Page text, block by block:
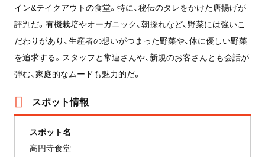
イン&テイクアウトの食堂。特に、秘伝のタレをかけた唐揚げが
評判だ。有機栽培やオーガニック、朝採れなど、野菜には強いこ
だわりがあり、生産者の想いがつまった野菜や、体に優しい野菜
を追求する。スタッフと常連さんや、新規のお客さんとも会話が
弾む、家庭的なムードも魅力的だ。
スポット情報
スポット名
高円寺食堂